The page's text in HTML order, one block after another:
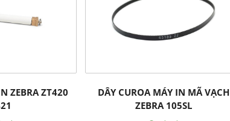
ZEBRA ZT420
DÂY CUROA MÁY IN MÃ VẠCH
ZEBRA 105SL